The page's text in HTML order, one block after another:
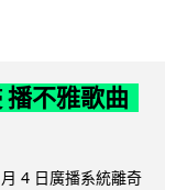
播不雅歌曲
4 日廣播系統離奇